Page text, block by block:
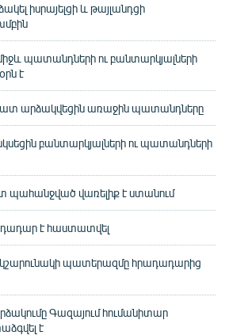
իսրայելցի և թայլանդցի
պատանդների ու բանտարկյալների
է
արձակվեցին առաջին պատանդները
բանտարկյալների ու պատանդների
վառելիք է ստանում
է հաստատվել
կշարունակի պատերազմը հրադադարից
Գազայում հումանիտար
է